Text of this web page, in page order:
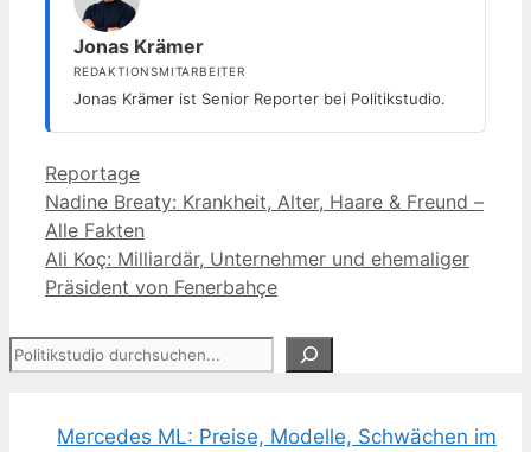
Jonas Krämer
REDAKTIONSMITARBEITER
Jonas Krämer ist Senior Reporter bei Politikstudio.
Kategorien
Reportage
Nadine Breaty: Krankheit, Alter, Haare & Freund –
Alle Fakten
Ali Koç: Milliardär, Unternehmer und ehemaliger
Präsident von Fenerbahçe
Suchen
Mercedes ML: Preise, Modelle, Schwächen im